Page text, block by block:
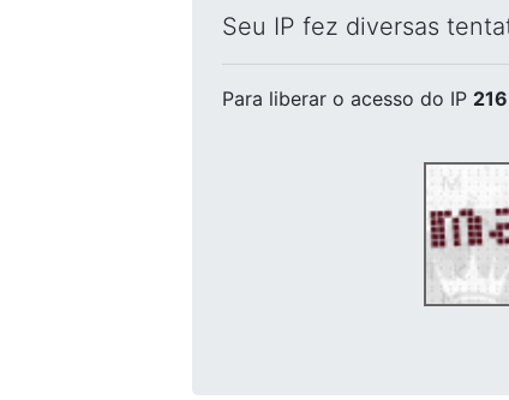
Seu IP fez diversas
Para liberar o acesso do IP